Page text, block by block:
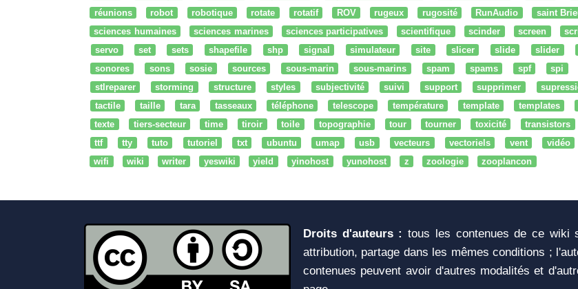
réunions
robot robotique rotate rotatif ROV rugeux rugosité RunAudio saint
sciences humaines
sciences marines sciences participatives scientifique scinder screen
servo
set sets shapefile shp signal simulateur site slicer slide slider
sonores
sons sosie sources sous-marin sous-marins spam spams spf spi
stlreparer
storming structure styles subjectivité suivi support supprimer
tactile
taille tara tasseaux téléphone telescope température template templates
texte
tiers-secteur time tiroir toile topographie tour tourner toxicité transistors
ttf
tty tuto tutoriel txt ubuntu umap usb vecteurs vectoriels vent vidéo
wifi
wiki writer yeswiki yield yinohost yunohost z zoologie zooplancon
Droits d'auteurs : tous les contenues de ce wiki
attribution, partage dans les mêmes conditions ;
contenues peuvent avoir d'autres modalités et